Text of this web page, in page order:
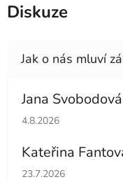
Diskuze
Jana Svobodová
Hodnocení obchodu
4.8.2026
Kateřina
Hodnocení obchodu
23.7.2026